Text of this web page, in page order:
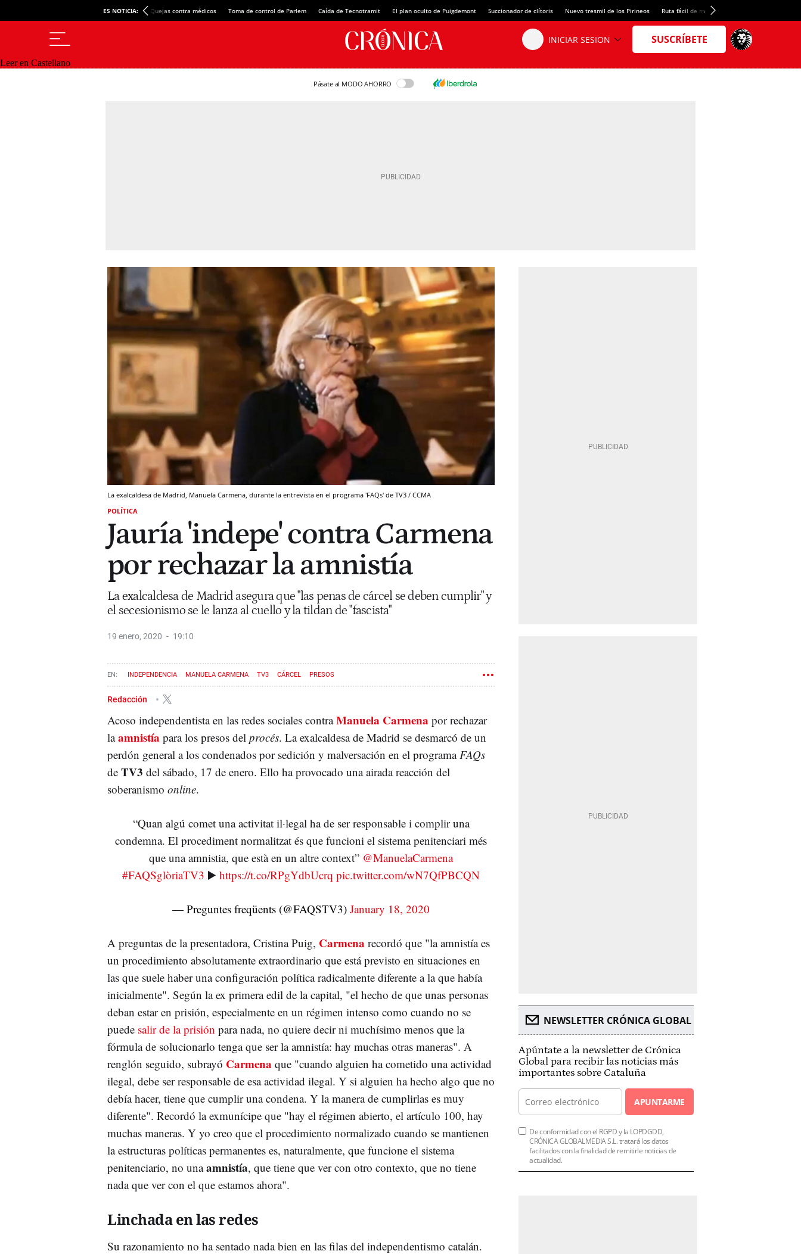
ES NOTICIA: Quejas contra médicos Toma de control de Parlem Caída de Tecnotramit El plan oculto de Puigdemont Succionador de clítoris Nuevo tresmil de los Pirineos Ruta fácil de montaña
Leer en Castellano
Pásate al MODO AHORRO
La exalcaldesa de Madrid, Manuela Carmena, durante la entrevista en el programa 'FAQs' de TV3 / CCMA
POLÍTICA
Jauría 'indepe' contra Carmena
por rechazar la amnistía
La exalcaldesa de Madrid asegura que "las penas de cárcel se deben cumplir" y
el secesionismo se le lanza al cuello y la tildan de "fascista"
19 enero, 2020 19:10
INDEPENDENCIA MANUELA CARMENA TV3 CÁRCEL PRESOS
Redacción
Acoso independentista en las redes sociales contraManuela Carmena por rechazar
laamnistía para los presos del procés. La exalcaldesa de Madrid se desmarcó de un
perdón general a los condenados por sedición y malversación en el programa FAQs
de TV3 del sábado, 17 de enero. Ello ha provocado una airada reacción del
soberanismo online.
“Quan algú comet una activitat il·legal ha de ser responsable i complir una
condemna. El procediment normalitzat és que funcioni el sistema penitenciari més
que una amnistia, que està en un altre context” @ManuelaCarmena
#FAQSglòriaTV3 ▶️https://t.co/RPgYdbUcrq pic.twitter.com/wN7QfPBCQN
— Preguntes freqüents (@FAQSTV3)January 18, 2020
A preguntas de la presentadora, Cristina Puig, Carmena recordó que "la amnistía es
un procedimiento absolutamente extraordinario que está previsto en situaciones en
las que suele haber una configuración política radicalmente diferente a la que había
inicialmente". Según la ex primera edil de la capital, "el hecho de que unas personas
deban estar en prisión, especialmente en un régimen intenso como cuando no se
puede salir de la prisión para nada, no quiere decir ni muchísimo menos que la
fórmula de solucionarlo tenga que ser la amnistía: hay muchas otras maneras". A
renglón seguido, subrayó Carmena que "cuando alguien ha cometido una actividad
ilegal, debe ser responsable de esa actividad ilegal. Y si alguien ha hecho algo que no
debía hacer, tiene que cumplir una condena. Y la manera de cumplirlas es muy
diferente". Recordó la exmunícipe que "hay el régimen abierto, el artículo 100, hay
muchas maneras. Y yo creo que el procedimiento normalizado cuando se mantienen
la estructuras políticas permanentes es, naturalmente, que funcione el sistema
penitenciario, no unaamnistía, que tiene que ver con otro contexto, que no tiene
nada que ver con el que estamos ahora".
Linchada en las redes
Su razonamiento no ha sentado nada bien en las filas del independentismo catalán.
NEWSLETTER CRÓNICA GLOBAL
Apúntate a la newsletter de Crónica
Global para recibir las noticias más
importantes sobre Cataluña
APUNTARME
De conformidad con el RGPD y la LOPDGDD,
CRÓNICA GLOBALMEDIA S.L. tratará los datos
facilitados con la finalidad de remitirle noticias de
actualidad.